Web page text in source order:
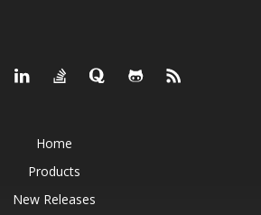
Home
Products
New Releases